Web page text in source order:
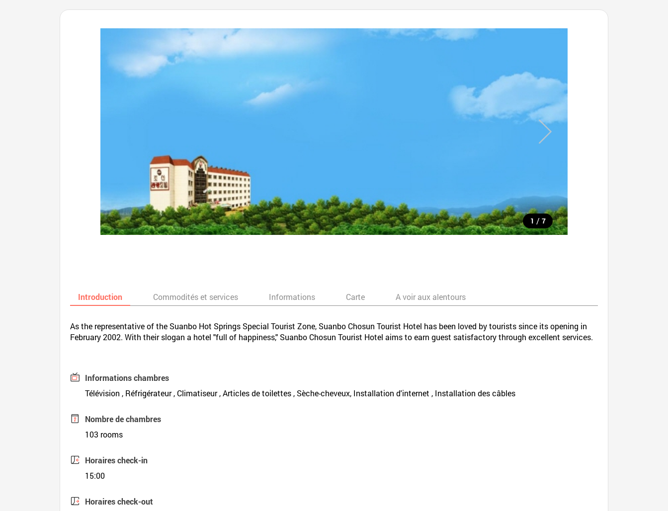
1 / 7
Introduction Commodités et services Informations Carte A voir aux alentours
As the representative of the Suanbo Hot Springs Special Tourist Zone, Suanbo Chosun Tourist Hotel has been loved by tourists since its opening in
February 2002. With their slogan a hotel "full of happiness," Suanbo Chosun Tourist Hotel aims to earn guest satisfactory through excellent services.
Informations chambres
Télévision , Réfrigérateur , Climatiseur , Articles de toilettes , Sèche-cheveux, Installation d'internet , Installation des câbles
Nombre de chambres
103 rooms
Horaires check-in
15:00
Horaires check-out